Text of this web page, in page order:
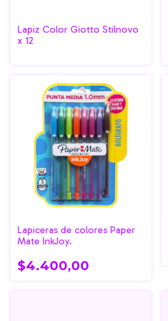
Lapiz Color Giotto Stilnovo
x 12
Lapiceras de colores Paper
Mate InkJoy.
$4.400,00